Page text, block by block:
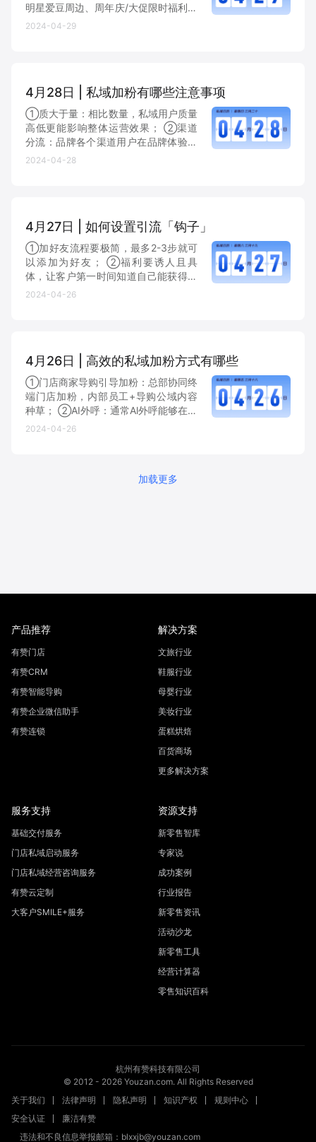
明星爱豆周边、周年庆/大促限时福利群
等方式进行引流； ②性价比+营销类社
2024-04-29
4月28日 | 私域加粉有哪些注意事项
①质大于量：相比数量，私域用户质量
高低更能影响整体运营效果； ②渠道
分流：品牌各个渠道用户在品牌体验、
产品购买方式上都不尽相同，因此在加
2024-04-28
4月27日 | 如何设置引流「钩子」
①加好友流程要极简，最多2-3步就可
以添加为好友； ②福利要诱人且具
体，让客户第一时间知道自己能获得什
么； ③奖品兑现要快速，用户加好友
2024-04-26
4月26日 | 高效的私域加粉方式有哪些
①门店商家导购引导加粉：总部协同终
端门店加粉，内部员工+导购公域内容
种草； ②AI外呼：通常Al外呼能够在短
时间内快速积累大量粉丝，且能够沉淀
2024-04-26
加载更多
产品推荐
有赞门店
有赞CRM
有赞智能导购
有赞企业微信助手
有赞连锁
解决方案
文旅行业
鞋服行业
母婴行业
美妆行业
蛋糕烘焙
百货商场
更多解决方案
服务支持
基础交付服务
门店私域启动服务
门店私域经营咨询服务
有赞云定制
大客户SMILE+服务
资源支持
新零售智库
专家说
成功案例
行业报告
新零售资讯
活动沙龙
新零售工具
经营计算器
零售知识百科
杭州有赞科技有限公司
© 2012 - 2026Youzan.com. All Rights Reserved
关于我们
法律声明 隐私声明 知识产权
规则中心
安全认证
廉洁有赞
违法和不良信息举报邮箱：blxxjb@youzan.com